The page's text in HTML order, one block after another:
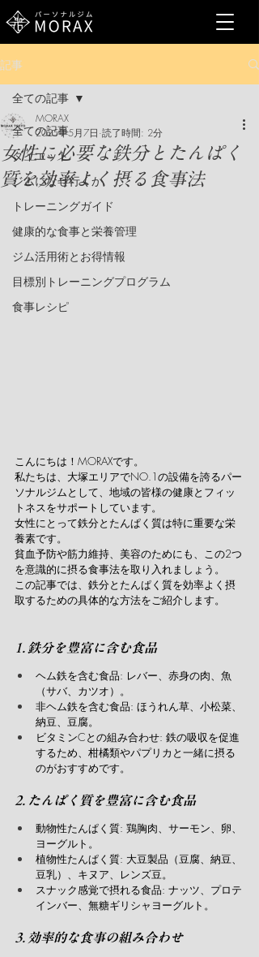
記事
全ての記事
ダイエット
ジムになぜ行くか
トレーニングガイド
健康的な食事と栄養管理
ジム活用術とお得情報
目標別トレーニングプログラム
食事レシピ
全ての記事
女性に必要な鉄分とたんぱく
質を効率よく摂る食事法
MORAX
2025年5月7日 読了時間: 2分
こんにちは！MORAXです。
私たちは、大塚エリアでNO.1の設備を誇るパー
ソナルジムとして、地域の皆様の健康とフィッ
トネスをサポートしています。
女性にとって鉄分とたんぱく質は特に重要な栄
養素です。
貧血予防や筋力維持、美容のためにも、この2つ
を意識的に摂る食事法を取り入れましょう。
この記事では、鉄分とたんぱく質を効率よく摂
取するための具体的な方法をご紹介します。
1. 鉄分を豊富に含む食品
ヘム鉄を含む食品: レバー、赤身の肉、魚
（サバ、カツオ）。
非ヘム鉄を含む食品: ほうれん草、小松菜、
納豆、豆腐。
ビタミンCとの組み合わせ: 鉄の吸収を促進
するため、柑橘類やパプリカと一緒に摂る
のがおすすめです。
2. たんぱく質を豊富に含む食品
動物性たんぱく質: 鶏胸肉、サーモン、卵、
ヨーグルト。
植物性たんぱく質: 大豆製品（豆腐、納豆、
豆乳）、キヌア、レンズ豆。
スナック感覚で摂れる食品: ナッツ、プロテ
インバー、無糖ギリシャヨーグルト。
3. 効率的な食事の組み合わせ